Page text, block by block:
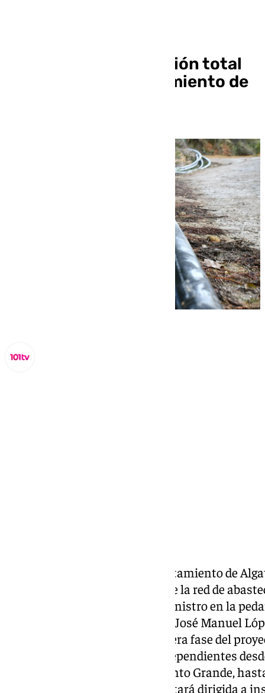
Proyectan la renovación total
de la red de abastecimiento de
En los próximos meses el Ayuntamiento de
fase de los trabajos de mejora de la red de
sustitución de tuberías de suministro en la
conocer el alcalde de Algatocín, José Manuel
durante 2021 se realizó la primera fase del
instalación de dos tuberías independientes
cercana captación del Nacimiento Grande,
continuación de los trabajos estará dirigida a